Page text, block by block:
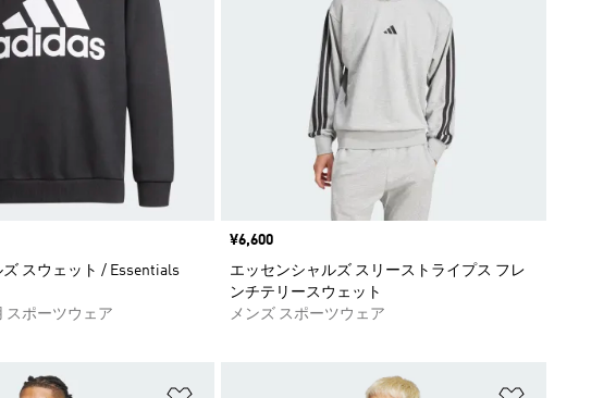
スウェット / Essentials
スポーツウェア
価格
¥6,600
エッセンシャルズ スリーストライプス フレ
ンチテリースウェット
メンズ スポーツウェア
に追加 ほしいものリストに追加